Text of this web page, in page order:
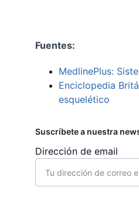
Fuentes:
MedlinePlus:
Enciclopedia
esquelético
Dirección de email
Suscríbete a nuestra